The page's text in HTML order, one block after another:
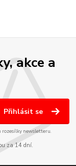
akce a
Přihlásit se
rozesílky newsletteru.
za 14 dní.